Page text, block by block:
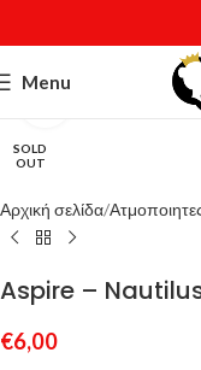
Menu
SOLD
OUT
Κάντε κλικ για
Αρχική σελίδα
Aspire –
€6,00